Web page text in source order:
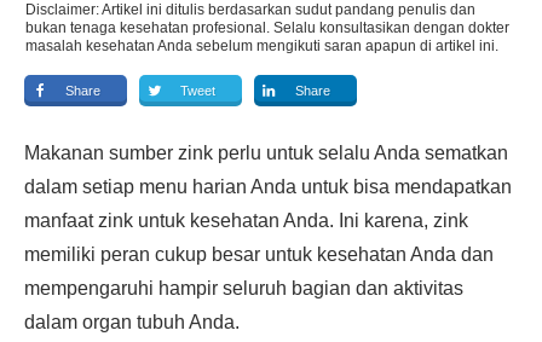
Disclaimer: Artikel ini ditulis berdasarkan sudut pandang penulis dan
bukan tenaga kesehatan profesional. Selalu konsultasikan dengan dokter
masalah kesehatan Anda sebelum mengikuti saran apapun di artikel ini.
Share Tweet Share
Makanan sumber zink perlu untuk selalu Anda sematkan
dalam setiap menu harian Anda untuk bisa mendapatkan
manfaat zink untuk kesehatan Anda. Ini karena, zink
memiliki peran cukup besar untuk kesehatan Anda dan
mempengaruhi hampir seluruh bagian dan aktivitas
dalam organ tubuh Anda.